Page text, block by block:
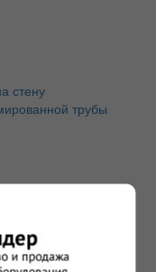
стену
трубы